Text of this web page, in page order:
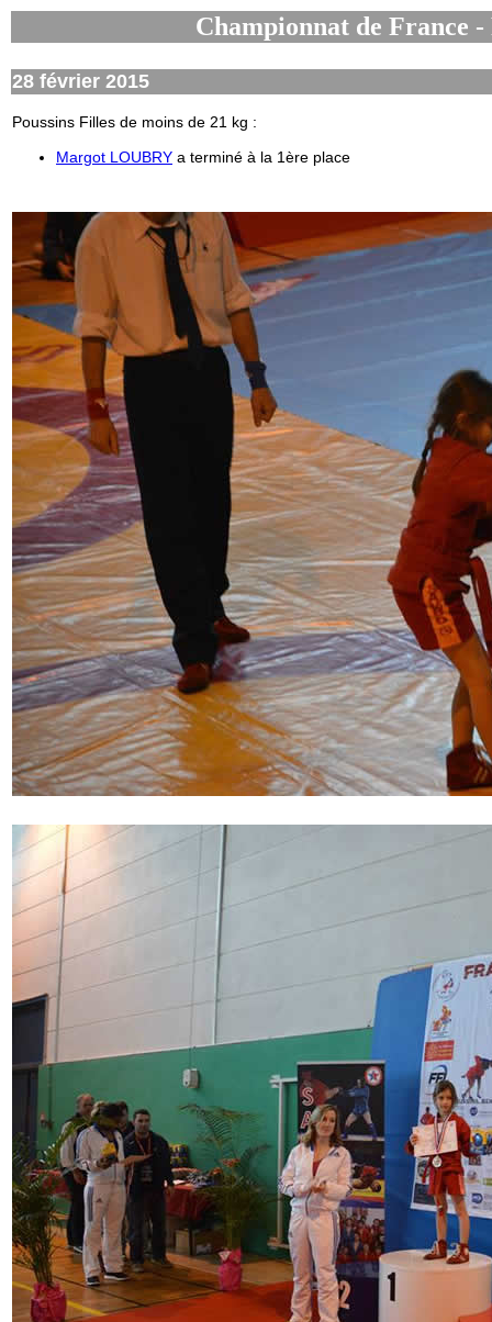
Championnat de France -
28 février 2015
Poussins Filles de moins de 21 kg :
Margot LOUBRY a terminé à la 1ère place